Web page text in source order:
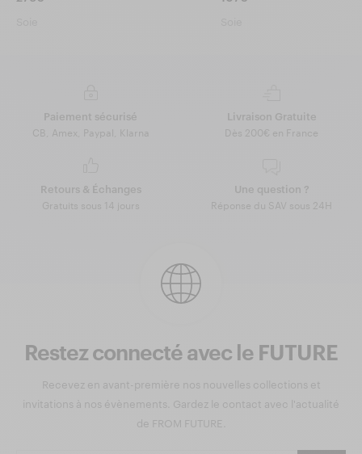
Paiement sécurisé
CB, Amex, Paypal, Klarna
Livraison Gratuite
Dès 200€ en France
Retours & Échanges
Gratuits sous 14 jours
Une question ?
Réponse du SAV sous 24H
Restez connecté avec le FUTURE
Recevez en avant-première nos nouvelles collections et
invitations à nos évènements. Gardez le contact avec l'actualité
de FROM FUTURE.